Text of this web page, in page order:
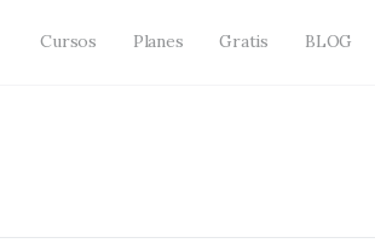
Cursos Planes Gratis BLOG